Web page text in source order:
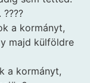
a kormányt,
majd külföldre
a kormányt,